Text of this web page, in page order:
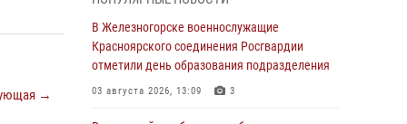
→
В Красноярске взрывотехники
спецподразделения Росгвардии уничтожили
артиллерийский снаряд
05 августа 2026, 04:52 1
В Железногорске военнослужащие
Красноярского соединения Росгвардии
отметили день образования подразделения
03 августа 2026, 13:09 3